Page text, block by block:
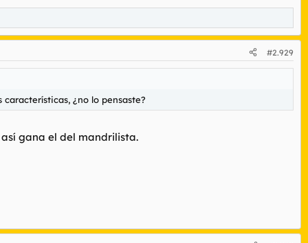
#2.929
¿no lo pensaste?
gana el del mandrilista.